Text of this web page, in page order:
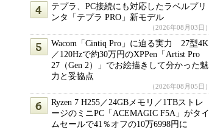
テプラ、PC接続にも対応したラベルプリ
ンタ「テプラ PRO」新モデル
（2026年08月03日）
Wacom「Cintiq Pro」に迫る実力 27型4K
／120Hzで約30万円のXPPen「Artist Pro
27（Gen 2）」でお絵描きして分かった魅
力と妥協点
（2026年08月05日）
Ryzen 7 H255／24GBメモリ／1TBストレ
ージのミニPC「ACEMAGIC F5A」がタイ
ムセールで41％オフの10万6998円に